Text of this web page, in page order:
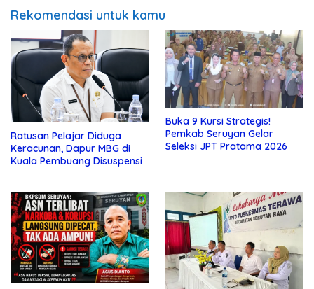
Rekomendasi untuk kamu
Ratusan Pelajar Diduga
Keracunan, Dapur MBG di
Kuala Pembuang Disuspensi
Buka 9 Kursi Strategis!
Pemkab Seruyan Gelar
Seleksi JPT Pratama 2026